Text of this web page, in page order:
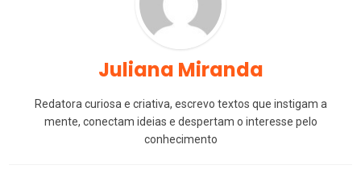
Juliana Miranda
Redatora curiosa e criativa, escrevo textos que instigam a
mente, conectam ideias e despertam o interesse pelo
conhecimento